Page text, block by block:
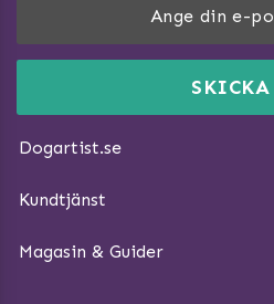
Dogartist.se
DogArtist.se drivs av:
E-post:info@dogartist.se
Kundtjänst
Ångra Köp
Magasin & Guider
Träna Nose Work hemma
Så gör du promenaden roligare
Hundbäddar